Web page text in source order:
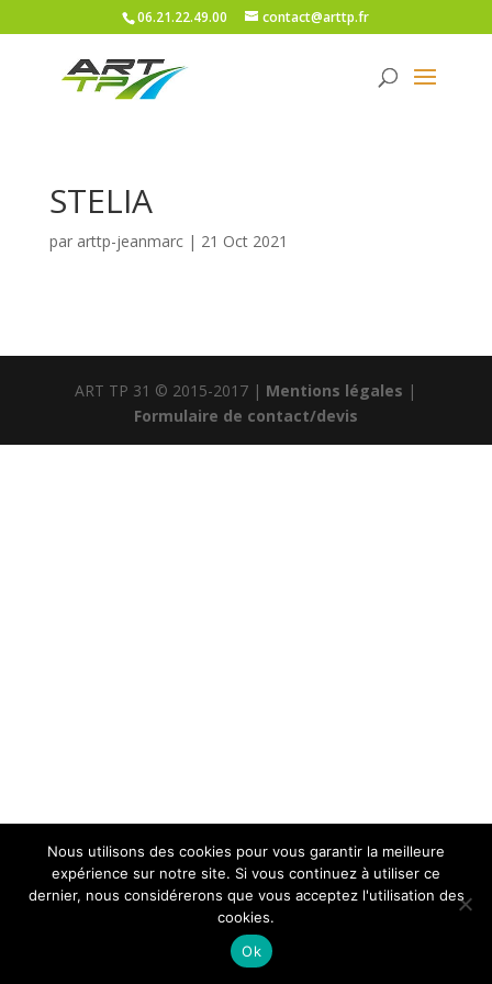
06.21.22.49.00 contact@arttp.fr
STELIA
par arttp-jeanmarc| 21 Oct 2021
ART TP 31 © 2015-2017 | Mentions légales |
Formulaire de contact/devis
Nous utilisons des cookies pour vous garantir la meilleure
expérience sur notre site. Si vous continuez à utiliser ce
dernier, nous considérerons que vous acceptez l'utilisation des
cookies.
Ok